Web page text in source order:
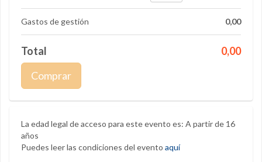
Gastos de gestión 0,00
Total
0,00
Comprar
La edad legal de acceso para este evento es: A partir de 16
años
Puedes leer las condiciones del evento aquí